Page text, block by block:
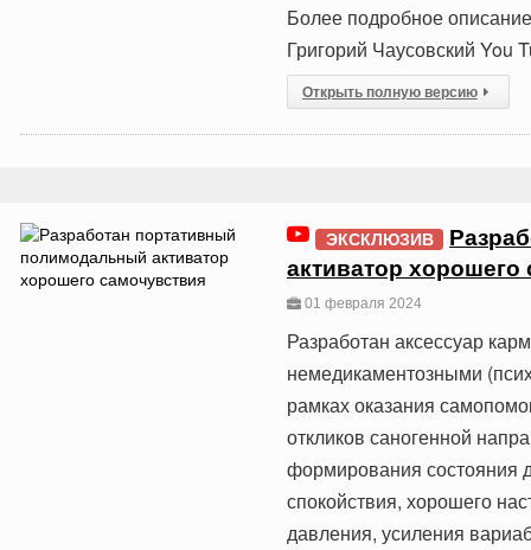
Более подробное
Григорий Чаусовский You
Открыть полную версию
ЭКСКЛЮЗИВ
активатор хорошего
01 февраля 2024
Разработан аксессуар
немедикаментозными
рамках оказания
откликов саногенной
формирования состояния
спокойствия, хорошего
давления, усиления